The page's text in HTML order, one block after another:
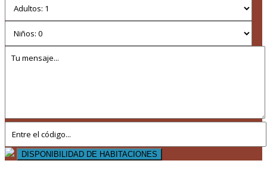
DISPONIBILIDAD DE HABITACIONES